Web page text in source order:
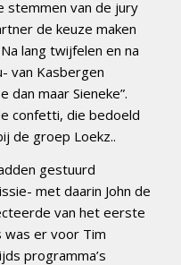
stemmen van de jury
de keuze maken
lang twijfelen en na
van Kasbergen
dan maar Sieneke”.
confetti, die bedoeld
de groep Loekz..
gestuurd
met daarin John de
van het eerste
was er voor Tim
programma’s